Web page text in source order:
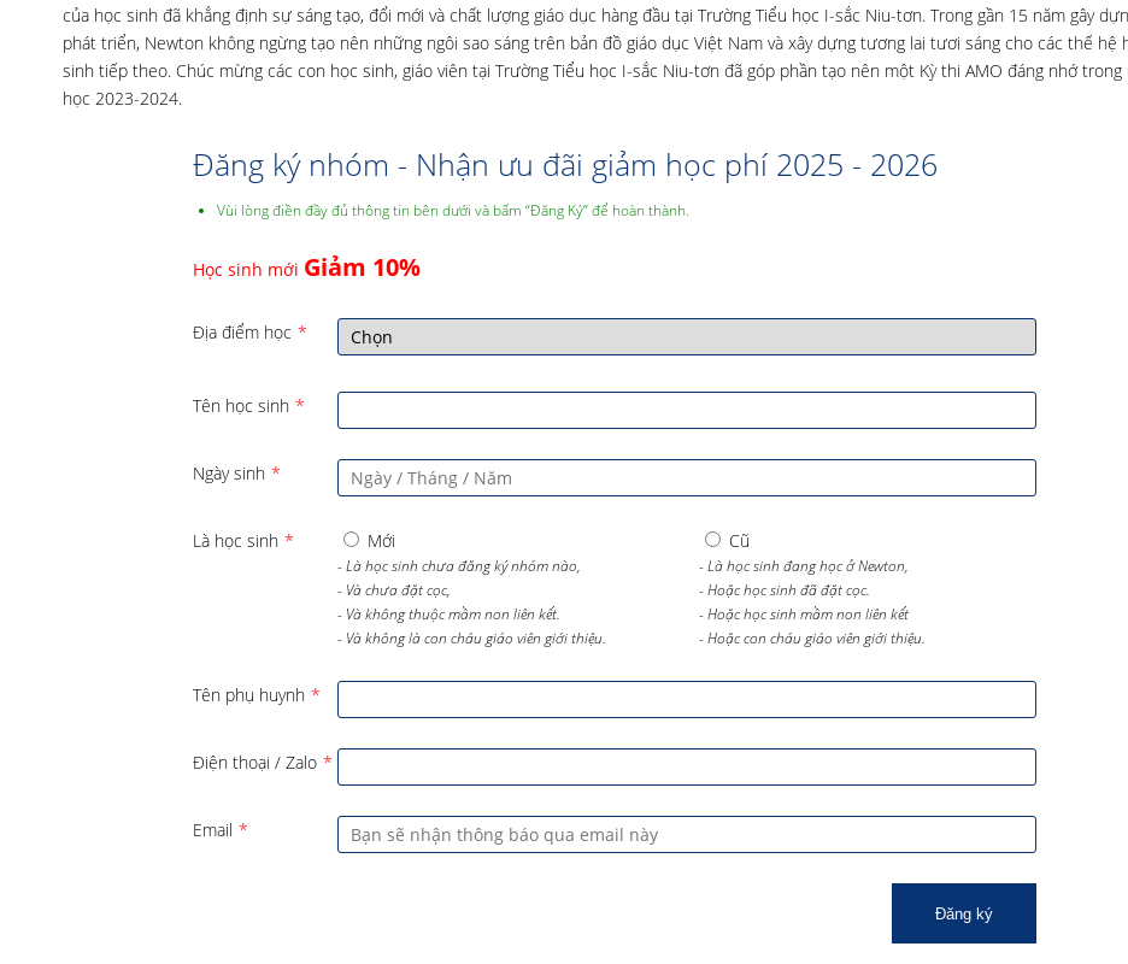
của học sinh đã khẳng định sự sáng tạo, đổi mới và chất lượng giáo dục hàng đầu tại Trường Tiểu học I-sắc Niu-tơn. Trong gần 15 năm gây
phát triển, Newton không ngừng tạo nên những ngôi sao sáng trên bản đồ giáo dục Việt Nam và xây dựng tương lai tươi sáng cho các thế hệ
sinh tiếp theo. Chúc mừng các con học sinh, giáo viên tại Trường Tiểu học I-sắc Niu-tơn đã góp phần tạo nên một Kỳ thi AMO đáng nhớ trong
học 2023-2024.
Đăng ký nhóm - Nhận ưu đãi giảm học phí 2025 - 2026
Vùi lòng điền đầy đủ thông tin bên dưới và bấm “Đăng Ký” để hoàn thành.
Học sinh mới Giảm 10%
Địa điểm học *
Tên học sinh *
Ngày sinh *
Là học sinh * Mới
- Là học sinh chưa đăng ký nhóm nào,
- Và chưa đặt cọc,
- Và không thuộc mầm non liên kết.
- Và không là con cháu giáo viên giới thiệu.
Cũ
- Là học sinh đang học ở Newton,
- Hoặc học sinh đã đặt cọc.
- Hoặc học sinh mầm non liên kết
- Hoặc con cháu giáo viên giới thiệu.
Tên phụ huynh *
Điện thoại / Zalo *
Email *
Đăng ký